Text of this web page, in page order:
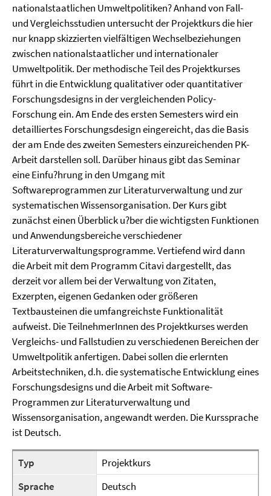
nationalstaatlichen Umweltpolitiken? Anhand von Fall-
und Vergleichsstudien untersucht der Projektkurs die hier
nur knapp skizzierten vielfältigen Wechselbeziehungen
zwischen nationalstaatlicher und internationaler
Umweltpolitik. Der methodische Teil des Projektkurses
führt in die Entwicklung qualitativer oder quantitativer
Forschungsdesigns in der vergleichenden Policy-
Forschung ein. Am Ende des ersten Semesters wird ein
detailliertes Forschungsdesign eingereicht, das die Basis
der am Ende des zweiten Semesters einzureichenden PK-
Arbeit darstellen soll. Darüber hinaus gibt das Seminar
eine Einfu?hrung in den Umgang mit
Softwareprogrammen zur Literaturverwaltung und zur
systematischen Wissensorganisation. Der Kurs gibt
zunächst einen Überblick u?ber die wichtigsten Funktionen
und Anwendungsbereiche verschiedener
Literaturverwaltungsprogramme. Vertiefend wird dann
die Arbeit mit dem Programm Citavi dargestellt, das
derzeit vor allem bei der Verwaltung von Zitaten,
Exzerpten, eigenen Gedanken oder größeren
Textbausteinen die umfangreichste Funktionalität
aufweist. Die TeilnehmerInnen des Projektkurses werden
Vergleichs- und Fallstudien zu verschiedenen Bereichen der
Umweltpolitik anfertigen. Dabei sollen die erlernten
Arbeitstechniken, d.h. die systematische Entwicklung eines
Forschungsdesigns und die Arbeit mit Software-
Programmen zur Literaturverwaltung und
Wissensorganisation, angewandt werden. Die Kurssprache
ist Deutsch.
Typ
Projektkurs
Sprache
Deutsch